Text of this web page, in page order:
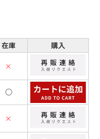
在庫 購入
×
○
×